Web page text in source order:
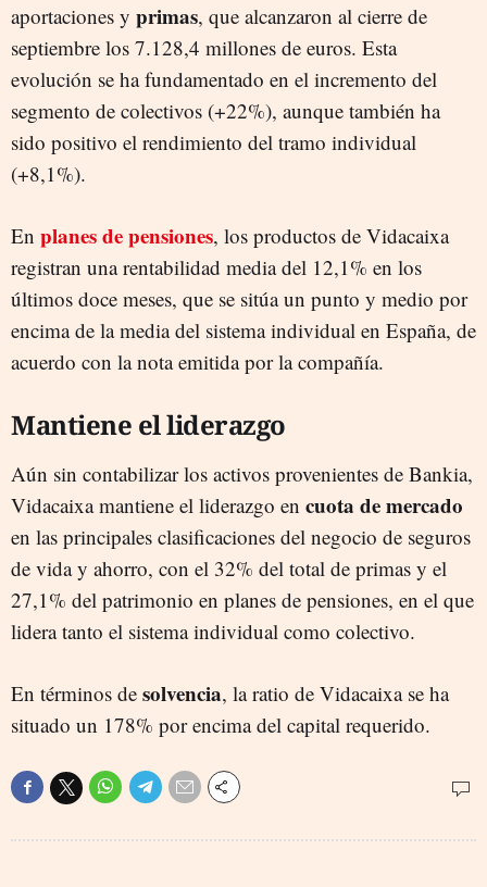
aportaciones y primas, que alcanzaron al cierre de
septiembre los 7.128,4 millones de euros. Esta
evolución se ha fundamentado en el incremento del
segmento de colectivos (+22%), aunque también ha
sido positivo el rendimiento del tramo individual
(+8,1%).
En planes de pensiones, los productos de Vidacaixa
registran una rentabilidad media del 12,1% en los
últimos doce meses, que se sitúa un punto y medio por
encima de la media del sistema individual en España, de
acuerdo con la nota emitida por la compañía.
Mantiene el liderazgo
Aún sin contabilizar los activos provenientes de Bankia,
Vidacaixa mantiene el liderazgo en cuota de mercado
en las principales clasificaciones del negocio de seguros
de vida y ahorro, con el 32% del total de primas y el
27,1% del patrimonio en planes de pensiones, en el que
lidera tanto el sistema individual como colectivo.
En términos de solvencia, la ratio de Vidacaixa se ha
situado un 178% por encima del capital requerido.